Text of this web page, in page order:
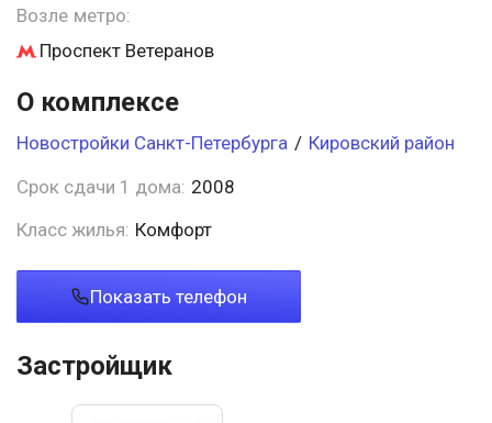
Возле метро:
Проспект Ветеранов
О комплексе
Новостройки Санкт-Петербурга / Кировский район
Срок сдачи 1 дома: 2008
Класс жилья: Комфорт
Показать телефон
Застройщик